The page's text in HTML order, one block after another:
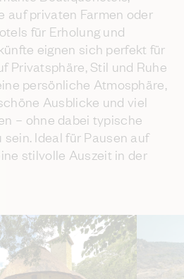
auf privaten Farmen oder
für Erholung und
eignen sich perfekt für
Privatsphäre, Stil und Ruhe
persönliche Atmosphäre,
Ausblicke und viel
– ohne dabei typische
Ideal für Pausen auf
stilvolle Auszeit in der